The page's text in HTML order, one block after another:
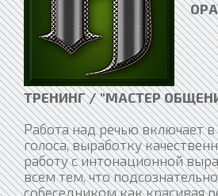
ТРЕНИНГ / "МАСТЕР
Работа над речью включает в
голоса, выработку
работу с интонационной
всем тем, что
собеседником как красивая